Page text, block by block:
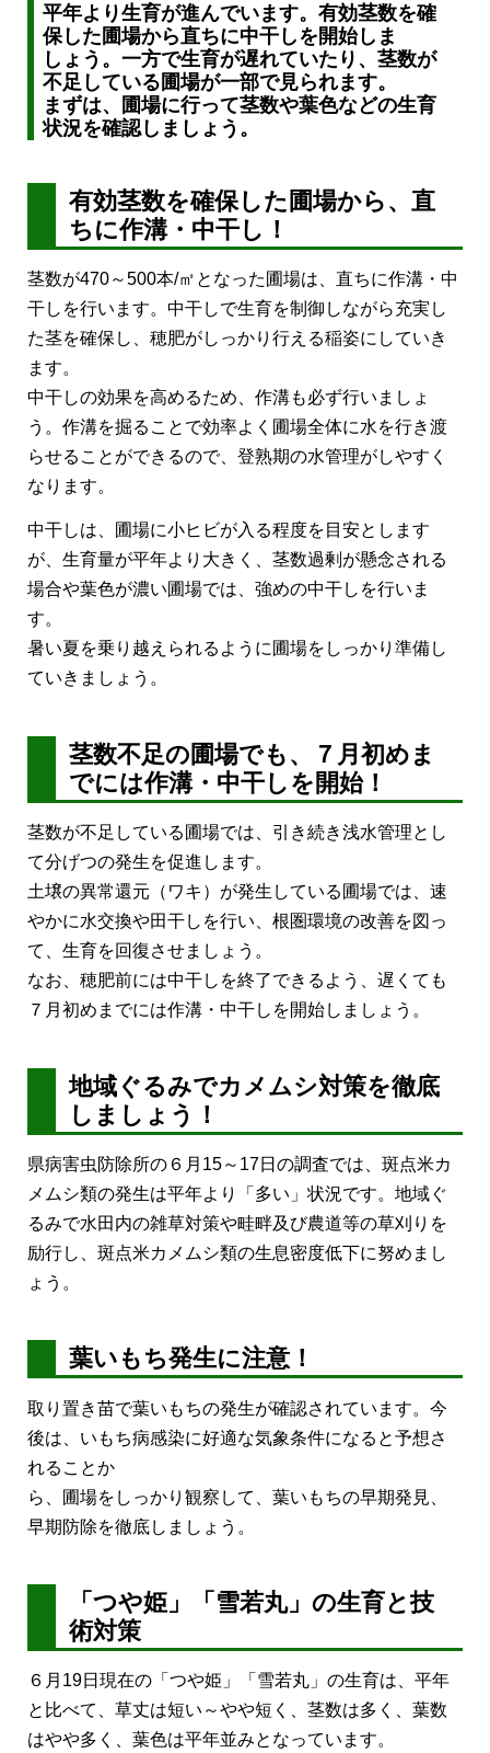
平年より生育が進んでいます。有効茎数を確
保した圃場から直ちに中干しを開始しま
しょう。一方で生育が遅れていたり、茎数が
不足している圃場が一部で見られます。
まずは、圃場に行って茎数や葉色などの生育
状況を確認しましょう。
有効茎数を確保した圃場から、直
ちに作溝・中干し！
茎数が470～500本/㎡となった圃場は、直ちに作溝・中
干しを行います。中干しで生育を制御しながら充実し
た茎を確保し、穂肥がしっかり行える稲姿にしていき
ます。
中干しの効果を高めるため、作溝も必ず行いましょ
う。作溝を掘ることで効率よく圃場全体に水を行き渡
らせることができるので、登熟期の水管理がしやすく
なります。
中干しは、圃場に小ヒビが入る程度を目安とします
が、生育量が平年より大きく、茎数過剰が懸念される
場合や葉色が濃い圃場では、強めの中干しを行いま
す。
暑い夏を乗り越えられるように圃場をしっかり準備し
ていきましょう。
茎数不足の圃場でも、７月初めま
でには作溝・中干しを開始！
茎数が不足している圃場では、引き続き浅水管理とし
て分げつの発生を促進します。
土壌の異常還元（ワキ）が発生している圃場では、速
やかに水交換や田干しを行い、根圏環境の改善を図っ
て、生育を回復させましょう。
なお、穂肥前には中干しを終了できるよう、遅くても
７月初めまでには作溝・中干しを開始しましょう。
地域ぐるみでカメムシ対策を徹底
しましょう！
県病害虫防除所の６月15～17日の調査では、斑点米カ
メムシ類の発生は平年より「多い」状況です。地域ぐ
るみで水田内の雑草対策や畦畔及び農道等の草刈りを
励行し、斑点米カメムシ類の生息密度低下に努めまし
ょう。
葉いもち発生に注意！
取り置き苗で葉いもちの発生が確認されています。今
後は、いもち病感染に好適な気象条件になると予想さ
れることか
ら、圃場をしっかり観察して、葉いもちの早期発見、
早期防除を徹底しましょう。
「つや姫」「雪若丸」の生育と技
術対策
６月19日現在の「つや姫」「雪若丸」の生育は、平年
と比べて、草丈は短い～やや短く、茎数は多く、葉数
はやや多く、葉色は平年並みとなっています。